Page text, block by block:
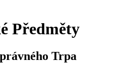
Předměty
Trpa